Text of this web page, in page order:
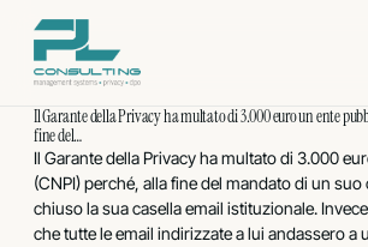
contenuto
Il Garante della Privacy ha multato di 3.000 euro un ente
fine del…
Il Garante della Privacy ha multato di 3.000
(CNPI) perché, alla fine del mandato di un
chiuso la sua casella email istituzionale.
che tutte le email indirizzate a lui andassero a